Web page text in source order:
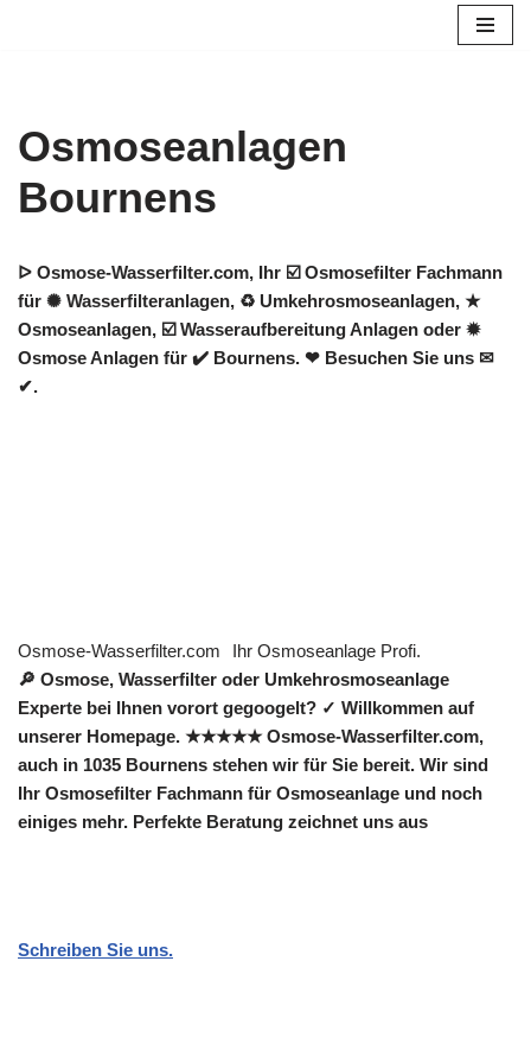
Osmoseanlagen
Bournens
ᐅ Osmose-Wasserfilter.com, Ihr ☑️ Osmosefilter Fachmann
für ✺ Wasserfilteranlagen, ♻ Umkehrosmoseanlagen, ★
Osmoseanlagen, ☑️ Wasseraufbereitung Anlagen oder ✹
Osmose Anlagen für ✔️ Bournens. ❤ Besuchen Sie uns ✉
✔.
Osmose-Wasserfilter.com
Ihr Osmoseanlage Profi.
🔎 Osmose, Wasserfilter oder Umkehrosmoseanlage
Experte bei Ihnen vorort gegoogelt? ✓ Willkommen auf
unserer Homepage. ★★★★★ Osmose-Wasserfilter.com,
auch in 1035 Bournens stehen wir für Sie bereit. Wir sind
Ihr Osmosefilter Fachmann für Osmoseanlage und noch
einiges mehr. Perfekte Beratung zeichnet uns aus
Schreiben Sie uns.